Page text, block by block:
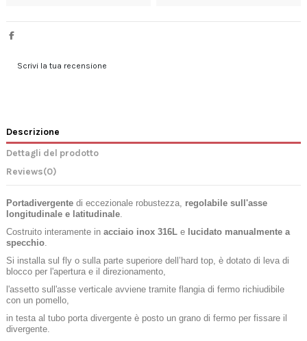
Scrivi la tua recensione
Descrizione
Dettagli del prodotto
Reviews(0)
Portadivergente di eccezionale robustezza, regolabile sull'asse
longitudinale e latitudinale.
Costruito interamente in acciaio inox 316L e lucidato manualmente a
specchio.
Si installa sul fly o sulla parte superiore dell’hard top, è dotato di leva di
blocco per l'apertura e il direzionamento,
l'assetto sull'asse verticale avviene tramite flangia di fermo richiudibile
con un pomello,
in testa al tubo porta divergente è posto un grano di fermo per fissare il
divergente.